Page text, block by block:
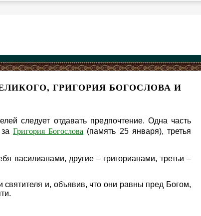
ГРИГОРИЯ БОГОСЛОВА И
следует отдавать предпочтение. Одна часть
заГригория Богослова (память 25 января), третья
василианами, другие – григорианами, третьи –
и, объявив, что они равны пред Богом,